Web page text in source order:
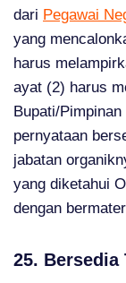
dari Pegawai
yang
harus
ayat (2) harus
Bupati/
pernyataan
jabatan
yang diketahui
dengan
25. Bersedia